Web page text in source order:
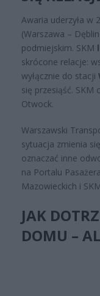
Awaria uderzyła w
(Warszawa –
podmiejskim. SKM
skrócone relacje:
wyłącznie do stacji
się przesiąść. SKM
Otwock.
Warszawski
sytuacja zmienia
oznaczać inne
na Portalu
Mazowieckich i
JAK
DOMU –